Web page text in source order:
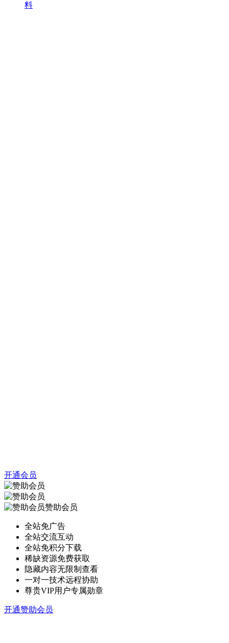
料
开通会员
赞助会员
全站免广告
全站交流互动
全站免积分下载
稀缺资源免费获取
隐藏内容无限制查看
一对一技术远程协助
尊贵VIP用户专属勋章
开通赞助会员